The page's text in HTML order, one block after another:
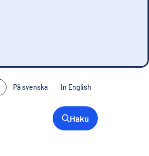
På svenska In English
Haku